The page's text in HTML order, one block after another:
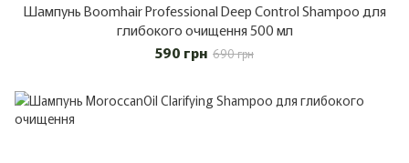
Шампунь Boomhair Professional Deep Control Shampoo для
глибокого очищення 500 мл
590 грн 690 грн